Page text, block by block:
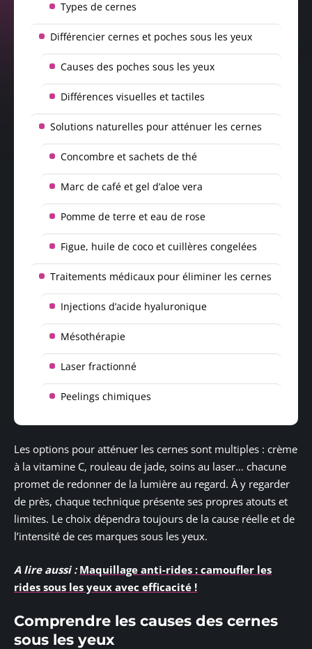
Types de cernes
Différencier cernes et poches sous les yeux
Causes des poches sous les yeux
Différences visuelles et tactiles
Solutions naturelles pour atténuer les cernes
Concombre et sachets de thé
Marc de café et gel d’aloe vera
Pomme de terre et eau de rose
Figue, huile de coco et cuillères congelées
Traitements médicaux pour éliminer les cernes
Injections d’acide hyaluronique
Mésothérapie
Laser fractionné
Peelings chimiques
Les options pour atténuer les cernes sont multiples : crème
à la vitamine C, rouleau de jade, soins au laser… chacune
promet de redonner de la lumière au regard. À y regarder
de près, chaque technique présente ses propres atouts et
limites. Le choix dépendra toujours de la cause réelle et de
l’intensité de ces marques sous les yeux.
A lire aussi : Maquillage anti-rides : camoufler les
rides sous les yeux avec efficacité !
Comprendre les causes des cernes
sous les yeux